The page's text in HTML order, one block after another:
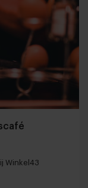
Winkel43